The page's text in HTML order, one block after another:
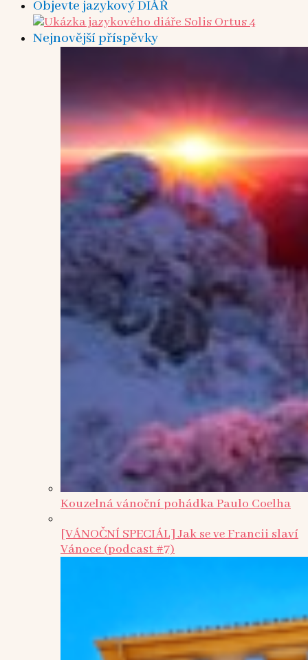
Objevte jazykový DIÁŘ
Nejnovější příspěvky
Kouzelná vánoční pohádka Paulo Coelha
[VÁNOČNÍ SPECIÁL] Jak se ve Francii slaví
Vánoce (podcast #7)